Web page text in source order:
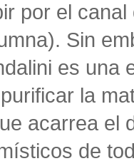
por el
Sin
es una
la
acarrea el
de